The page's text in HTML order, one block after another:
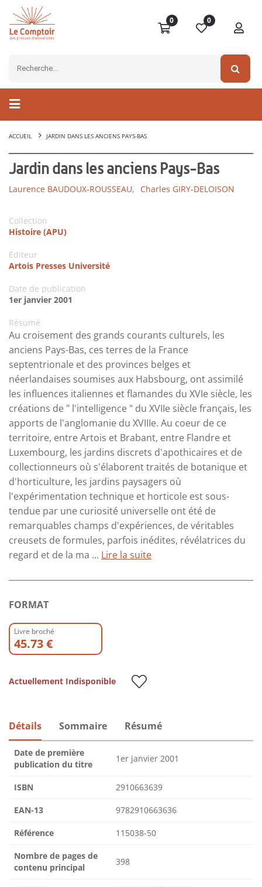
0 0
ACCUEIL JARDIN DANS LES ANCIENS PAYS-BAS
Jardin dans les anciens Pays-Bas
Laurence BAUDOUX-ROUSSEAU, Charles GIRY-DELOISON
Collection
Histoire (APU)
Editeur
Artois Presses Université
Date de publication
1er janvier 2001
Résumé
Au croisement des grands courants culturels, les
anciens Pays-Bas, ces terres de la France
septentrionale et des provinces belges et
néerlandaises soumises aux Habsbourg, ont assimilé
les influences italiennes et flamandes du XVIe siècle, les
créations de " l'intelligence " du XVIIe siècle français, les
apports de l'anglomanie du XVIIIe. Au coeur de ce
territoire, entre Artois et Brabant, entre Flandre et
Luxembourg, les jardins discrets d'apothicaires et de
collectionneurs où s'élaborent traités de botanique et
d'horticulture, les jardins paysagers où
l'expérimentation technique et horticole est sous-
tendue par une curiosité universelle ont été de
remarquables champs d'expériences, de véritables
creusets de formules, parfois inédites, révélatrices du
regard et de la ma ... Lire la suite
FORMAT
Livre broché
45.73 €
Actuellement Indisponible
Détails Sommaire Résumé
Date de première
publication du titre
1er janvier 2001
ISBN 2910663639
EAN-13 9782910663636
Référence 115038-50
Nombre de pages de
contenu principal
398